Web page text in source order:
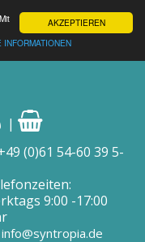
AKZEPTIEREN
INFORMATIONEN
|
(0)61 54-60 39 5-
9:00 -17:00
info@syntropia.de